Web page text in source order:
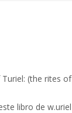
(the rites
libro de